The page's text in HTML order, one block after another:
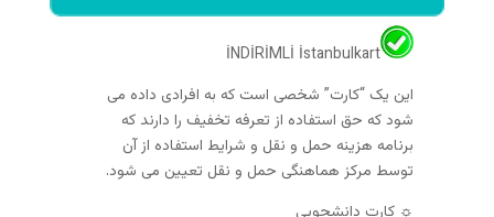
İNDİRİMLİ İstanbulkart
این یک “کارت” شخصی است که به افرادی داده می
شود که حق استفاده از تعرفه تخفیف را دارند که
برنامه هزینه حمل و نقل و شرایط استفاده از آن
توسط مرکز هماهنگی حمل و نقل تعیین می شود.